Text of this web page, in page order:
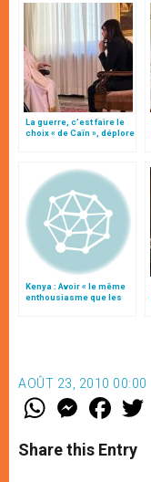
La guerre, c’est faire le
choix « de Caïn », déplore
Kenya : Avoir « le même
enthousiasme que les
AOÛT 23, 2010 00:00
W
t
s
M
e
s
e
F
a
e
b
Share this Entry